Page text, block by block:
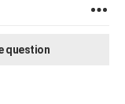
question